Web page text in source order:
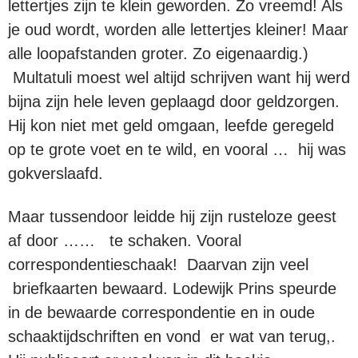
lettertjes zijn te klein geworden. Zo vreemd! Als
je oud wordt, worden alle lettertjes kleiner! Maar
alle loopafstanden groter. Zo eigenaardig.)
Multatuli moest wel altijd schrijven want hij werd
bijna zijn hele leven geplaagd door geldzorgen.
Hij kon niet met geld omgaan, leefde geregeld
op te grote voet en te wild, en vooral … hij was
gokverslaafd.
Maar tussendoor leidde hij zijn rusteloze geest
af door …… te schaken. Vooral
correspondentieschaak! Daarvan zijn veel
briefkaarten bewaard. Lodewijk Prins speurde
in de bewaarde correspondentie en in oude
schaaktijdschriften en vond er wat van terug,.